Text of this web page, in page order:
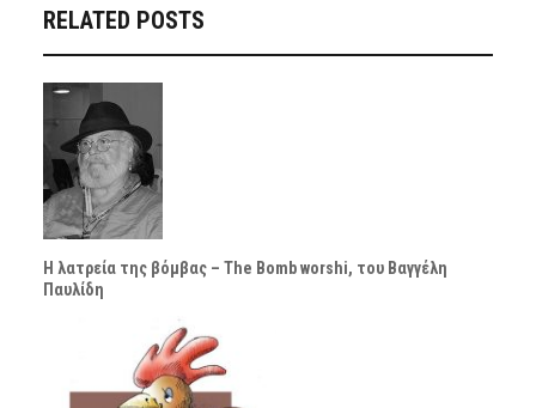
RELATED POSTS
Η λατρεία της βόμβας – The Bomb worshi, του Βαγγέλη
Παυλίδη